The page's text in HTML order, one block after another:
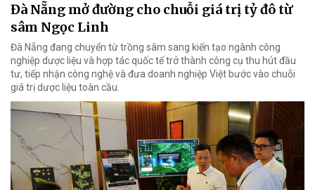
Đà Nẵng mở đường cho chuỗi giá trị tỷ đô từ
sâm Ngọc Linh
Đà Nẵng đang chuyển từ trồng sâm sang kiến tạo ngành công
nghiệp dược liệu và hợp tác quốc tế trở thành công cụ thu hút đầu
tư, tiếp nhận công nghệ và đưa doanh nghiệp Việt bước vào chuỗi
giá trị dược liệu toàn cầu.